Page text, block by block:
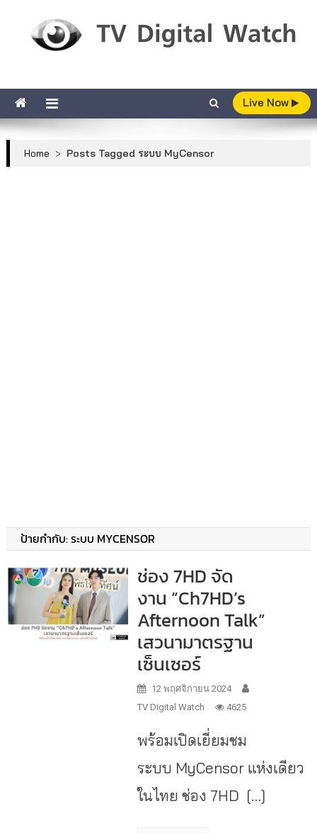
Live Now
Home > Posts Tagged ระบบ MyCensor
ป้ายกำกับ:ระบบ MYCENSOR
ช่อง 7HD จัด
งาน “Ch7HD’s
Afternoon Talk”
เสวนามาตรฐาน
เซ็นเซอร์
12 พฤศจิกายน 2024
TV Digital Watch
4625
พร้อมเปิดเยี่ยมชม
ระบบ MyCensor แห่งเดียว
ในไทย ช่อง 7HD […]